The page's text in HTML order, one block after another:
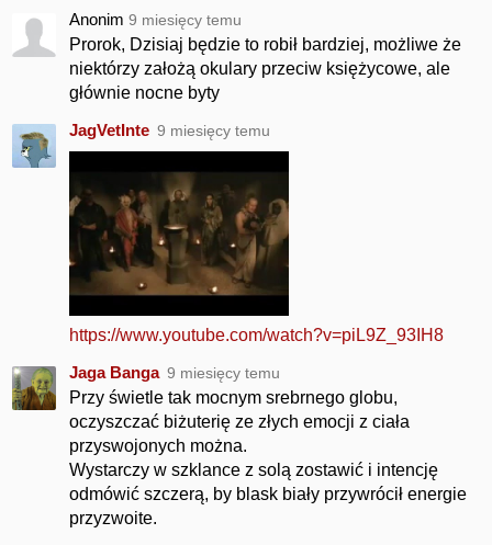
Anonim 9 miesięcy temu
Prorok, Dzisiaj będzie to robił bardziej, możliwe że
niektórzy założą okulary przeciw księżycowe, ale
głównie nocne byty
JagVetInte 9 miesięcy temu
https://www.youtube.com/watch?v=piL9Z_93IH8
Jaga Banga 9 miesięcy temu
Przy świetle tak mocnym srebrnego globu,
oczyszczać biżuterię ze złych emocji z ciała
przyswojonych można.
Wystarczy w szklance z solą zostawić i intencję
odmówić szczerą, by blask biały przywrócił energie
przyzwoite.